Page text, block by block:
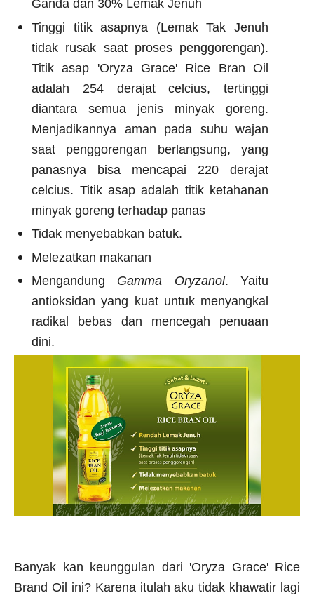
Ganda dan 30% Lemak Jenuh
Tinggi titik asapnya (Lemak Tak Jenuh
tidak rusak saat proses penggorengan).
Titik asap 'Oryza Grace' Rice Bran Oil
adalah 254 derajat celcius, tertinggi
diantara semua jenis minyak goreng.
Menjadikannya aman pada suhu wajan
saat penggorengan berlangsung, yang
panasnya bisa mencapai 220 derajat
celcius. Titik asap adalah titik ketahanan
minyak goreng terhadap panas
Tidak menyebabkan batuk.
Melezatkan makanan
Mengandung Gamma Oryzanol. Yaitu
antioksidan yang kuat untuk menyangkal
radikal bebas dan mencegah penuaan
dini.
Banyak kan keunggulan dari 'Oryza Grace' Rice
Brand Oil ini? Karena itulah aku tidak khawatir lagi